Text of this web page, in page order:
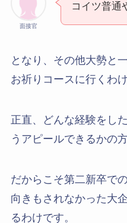
面接官
コイツ普通
となり、その他大勢と
お祈りコースに行くわけ
正直、どんな経験をし
うアピールできるかの
だからこそ第二新卒で
向きもされなかった大
るわけです。